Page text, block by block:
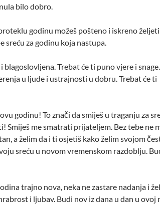
bilo dobro.
godinu možeš pošteno i iskreno
sreću za godinu koja nastupa.
blagoslovljena. Trebat će ti puno vjere i snage.
u ljude i ustrajnosti u dobru. Trebat će ti
godinu! To znači da smiješ u traganju za
Smiješ me smatrati prijateljem. Bez tebe ne
a želim da i ti osjetiš kako želim svojom
sreću u novom vremenskom razdoblju.
trajno nova, neka ne zastare nadanja i
i ljubav. Budi nov iz dana u dan u ovoj